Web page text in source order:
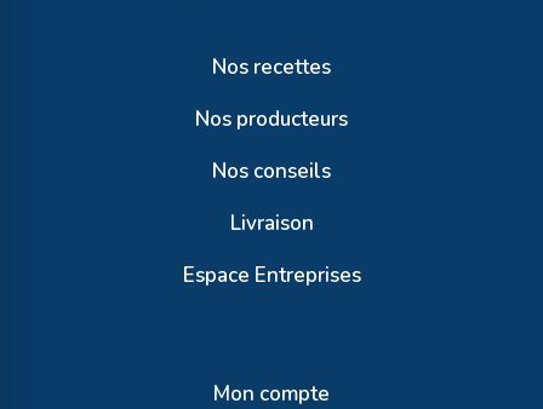
Nos recettes
Nos producteurs
Nos conseils
Livraison
Espace Entreprises
Mon compte